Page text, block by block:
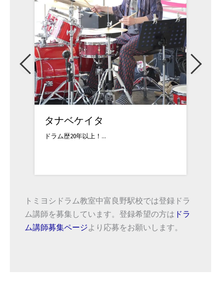
タナベケイタ
ドラム歴20年以上！...
トミヨシドラム教室中富良野駅校では登録ドラ
ム講師を募集しています。登録希望の方は ドラ
ム講師募集ページより応募をお願いします。